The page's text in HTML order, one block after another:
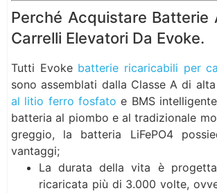
Perché Acquistare Batterie
Carrelli Elevatori Da Evoke.
Tutti Evoke batterie ricaricabili per
sono assemblati dalla Classe A di
al litio ferro fosfato e BMS
batteria al piombo e al tradizionale
greggio, la batteria LiFePO4
vantaggi;
La durata della vita è
ricaricata più di 3.000 volte,